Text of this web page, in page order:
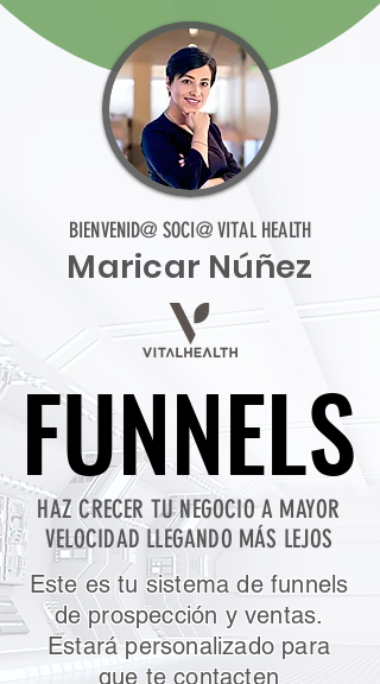
BIENVENID@ SOCI@ VITAL HEALTH
Maricar Núñez
FUNNELS
FUNNELS
HAZ CRECER TU NEGOCIO A MAYOR
VELOCIDAD LLEGANDO MÁS LEJOS
Este es tu sistema de funnels
de prospección y ventas.
Estará personalizado para
que te contacten